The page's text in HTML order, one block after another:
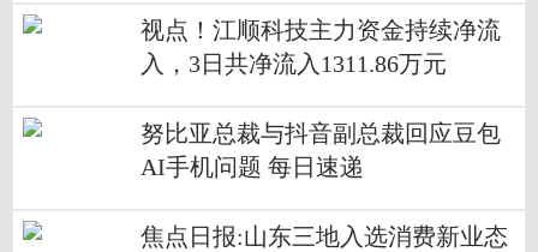
视点！江顺科技主力资金持续净流
入，3日共净流入1311.86万元
努比亚总裁与抖音副总裁回应豆包
AI手机问题 每日速递
焦点日报:山东三地入选消费新业态